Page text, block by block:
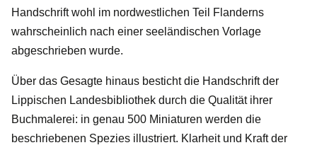
Handschrift wohl im nordwestlichen Teil Flanderns
wahrscheinlich nach einer seeländischen Vorlage
abgeschrieben wurde.
Über das Gesagte hinaus besticht die Handschrift der
Lippischen Landesbibliothek durch die Qualität ihrer
Buchmalerei: in genau 500 Miniaturen werden die
beschriebenen Spezies illustriert. Klarheit und Kraft der